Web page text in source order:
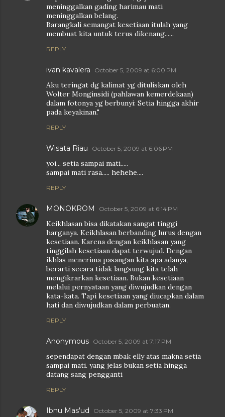
meninggalkan gading harimau mati
meninggalkan belang.
Barangkali semangat kesetiaan itulah yang
membuat kita untuk terus dikenang......
REPLY
ivan kavalera October 5, 2009 at 6:00 PM
Aku teringat dg kalimat yg dituliskan oleh
Wolter Monginsidi (pahlawan kemerdekaan)
dalam fotonya yg berbunyi: Setia hingga akhir
pada keyakinan."
REPLY
Wisata Riau October 5, 2009 at 6:06 PM
yoi... setia sampai mati.....
sampai mati rasa..... hehehe....
REPLY
MONOKROM October 5, 2009 at 6:14 PM
Keikhlasan bisa dikatakan sangat tinggi
harganya. Keikhlasan berbanding lurus dengan
kesetiaan. Karena dengan keikhlasan yang
tinggilah kesetiaan dapat terwujud. Dengan
ikhlas menerima pasangan kita apa adanya,
berarti secara tidak langsung kita telah
mengikrarkan kesetiaan. Bukan kesetiaan
melalui pernyataan yang diwujudkan dengan
kata-kata. Tapi kesetiaan yang diucapkan dalam
hati dan diwujudkan dalam perbuatan.
REPLY
Anonymous October 5, 2009 at 7:17 PM
sependapat dengan mbak elly atas makna setia
sampai mati. yang jelas bukan setia hingga
datang sang pengganti
REPLY
Ibnu Mas'ud October 5, 2009 at 7:33 PM